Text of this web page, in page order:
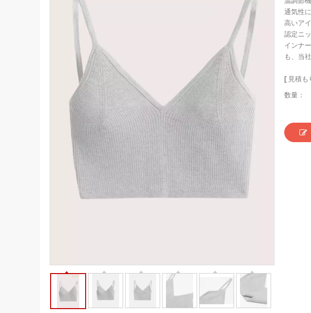
通気性
高いア
認定ニ
インナ
も、当
[ 見積
数量：